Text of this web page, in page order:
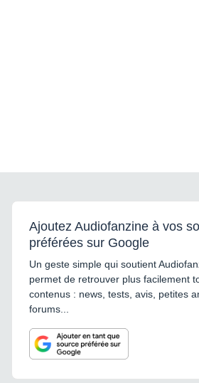
Ajoutez Audiofanzine à vos
préférées sur Google
Un geste simple qui soutient
permet de retrouver plus facilement
contenus : news, tests, avis, petites
forums...